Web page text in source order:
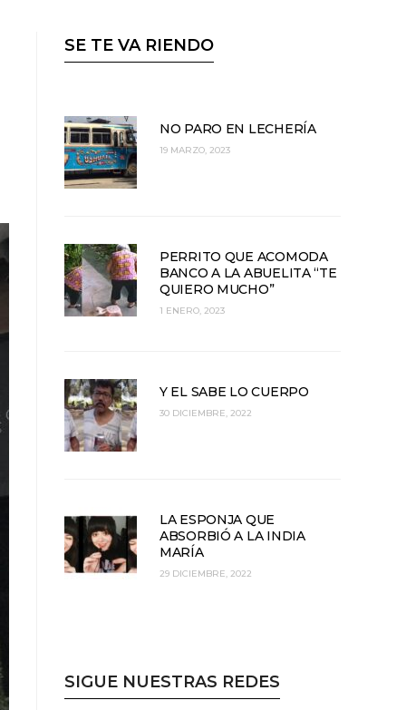
SE TE VA RIENDO
NO PARO EN LECHERÍA
19 MARZO, 2023
PERRITO QUE ACOMODA
BANCO A LA ABUELITA “TE
QUIERO MUCHO”
1 ENERO, 2023
Y EL SABE LO CUERPO
30 DICIEMBRE, 2022
LA ESPONJA QUE
ABSORBIÓ A LA INDIA
MARÍA
29 DICIEMBRE, 2022
SIGUE NUESTRAS REDES